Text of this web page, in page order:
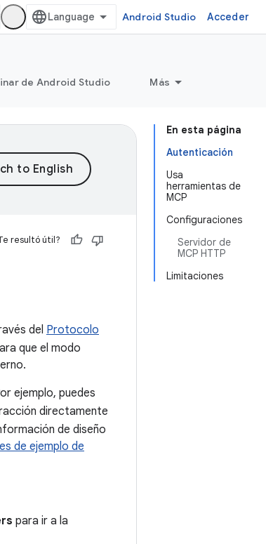
Android Studio Acceder
de Android Studio Más
En esta página
Autenticación
Usa
herramientas de
MCP
Configuraciones
Servidor de
MCP HTTP
Limitaciones
resultó útil?
del Protocolo
que el modo
ejemplo, puedes
directamente
de diseño
de ejemplo de
para ir a la